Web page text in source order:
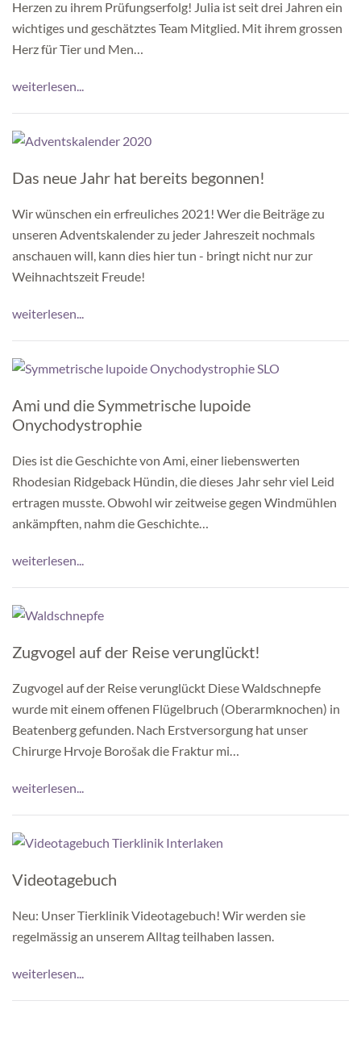
Herzen zu ihrem Prüfungserfolg! Julia ist seit drei Jahren ein
wichtiges und geschätztes Team Mitglied. Mit ihrem grossen
Herz für Tier und Men…
weiterlesen...
Das neue Jahr hat bereits begonnen!
Wir wünschen ein erfreuliches 2021! Wer die Beiträge zu
unseren Adventskalender zu jeder Jahreszeit nochmals
anschauen will, kann dies hier tun - bringt nicht nur zur
Weihnachtszeit Freude!
weiterlesen...
Ami und die Symmetrische lupoide
Onychodystrophie
Dies ist die Geschichte von Ami, einer liebenswerten
Rhodesian Ridgeback Hündin, die dieses Jahr sehr viel Leid
ertragen musste. Obwohl wir zeitweise gegen Windmühlen
ankämpften, nahm die Geschichte…
weiterlesen...
Zugvogel auf der Reise verunglückt!
Zugvogel auf der Reise verunglückt Diese Waldschnepfe
wurde mit einem offenen Flügelbruch (Oberarmknochen) in
Beatenberg gefunden. Nach Erstversorgung hat unser
Chirurge Hrvoje Borošak die Fraktur mi…
weiterlesen...
Videotagebuch
Neu: Unser Tierklinik Videotagebuch! Wir werden sie
regelmässig an unserem Alltag teilhaben lassen.
weiterlesen...